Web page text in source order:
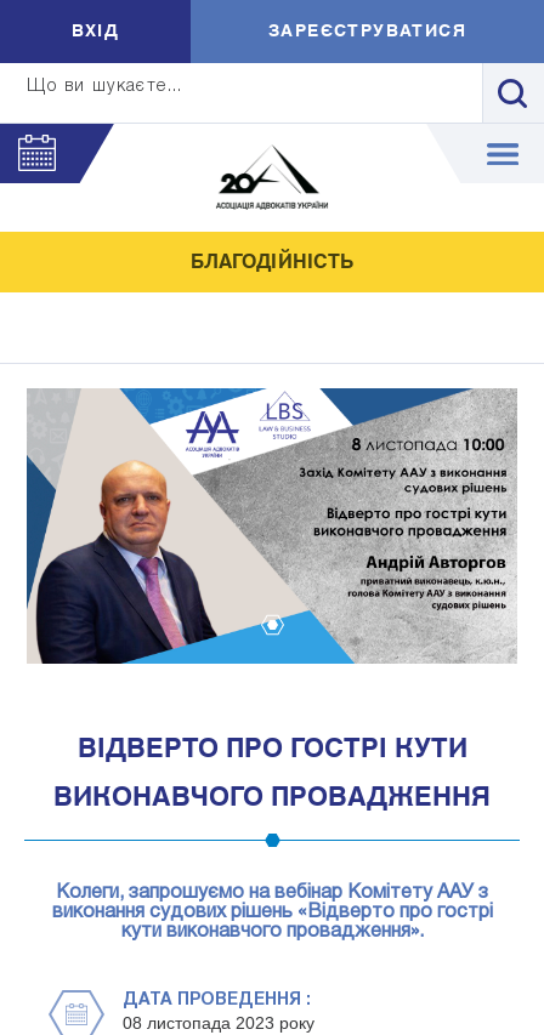
Що ви шукаєте...
ВXIД ЗАРЕЄСТРУВАТИСЯ
БЛАГОДІЙНІСТЬ
ВІДВЕРТО ПРО ГОСТРІ КУТИ
ВИКОНАВЧОГО ПРОВАДЖЕННЯ
Колеги, запрошуємо на вебінар Комітету ААУ з
виконання судових рішень «Відверто про гострі
кути виконавчого провадження».
ДАТА ПРОВЕДЕННЯ :
08 листопада 2023 року